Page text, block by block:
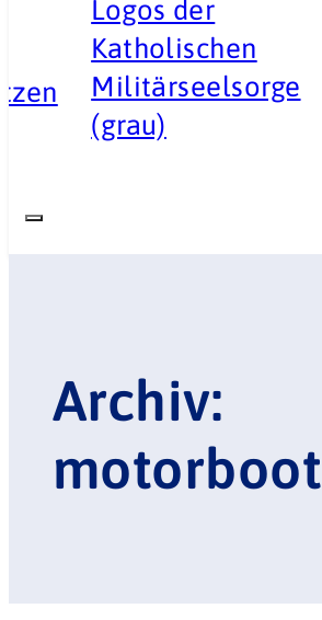
Archiv:
motorboot